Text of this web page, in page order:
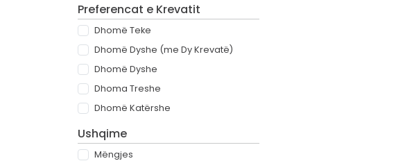
Preferencat e Krevatit
Dhomë Teke
Dhomë Dyshe (me Dy Krevatë)
Dhomë Dyshe
Dhoma Treshe
Dhomë Katërshe
Ushqime
Mëngjes